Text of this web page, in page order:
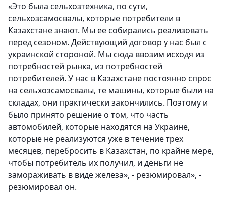
«Это была сельхозтехника, по сути,
сельхозсамосвалы, которые потребители в
Казахстане знают. Мы ее собирались реализовать
перед сезоном. Действующий договор у нас был с
украинской стороной. Мы сюда ввозим исходя из
потребностей рынка, из потребностей
потребителей. У нас в Казахстане постоянно спрос
на сельхозсамосвалы, те машины, которые были на
складах, они практически закончились. Поэтому и
было принято решение о том, что часть
автомобилей, которые находятся на Украине,
которые не реализуются уже в течение трех
месяцев, перебросить в Казахстан, по крайне мере,
чтобы потребитель их получил, и деньги не
замораживать в виде железа», - резюмировал», -
резюмировал он.